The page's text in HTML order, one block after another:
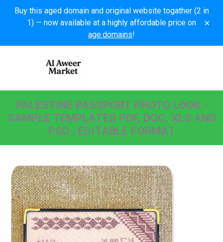
Buy this aged domain and original website togather (2 in
1) — now available at a highly affordable price on
age.domains!
×
PALESTINE PASSPORT PHOTO LOOK -
SAMPLE TEMPLATES PDF, DOC, XLS AND
PSD | EDITABLE FORMAT